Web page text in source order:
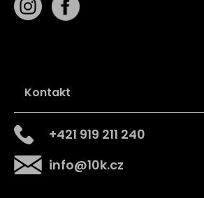
Kontakt
info@10k.cz
+421 919 211 240